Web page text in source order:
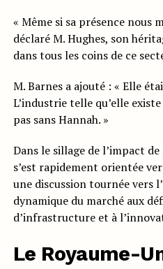
« Même si sa présence nous
déclaré M. Hughes, son
dans tous les coins de ce
M. Barnes a ajouté : « Elle
L’industrie telle qu’elle
pas sans Hannah. »
Dans le sillage de l’impact
s’est rapidement orientée
une discussion tournée vers
dynamique du marché aux
d’infrastructure et à
Le Royaume-